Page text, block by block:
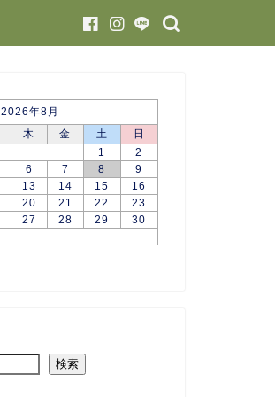
2026年8月
木 金 土
日
1
2
6 7 8
9
13 14 15
16
20 21 22
23
27 28 29
30
検索